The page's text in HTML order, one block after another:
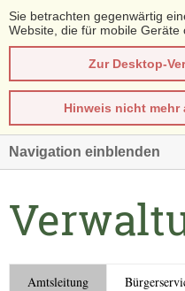
Sie betrachten gegenwärtig
Website, die für mobile Geräte
Zur Desktop-
Hinweis nicht mehr
Navigation einblenden
Amtsleitung